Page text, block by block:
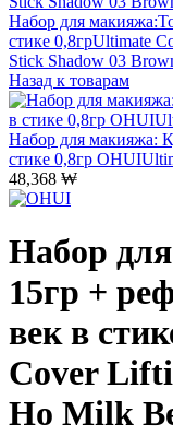
Набор для
стике 0,8грUltimate
Stick Shadow 03
Назад к товарам
Набор для макияжа:
стике 0,8гр
48,368 ₩
Набор
15гр +
век в
Cover
Ho Milk